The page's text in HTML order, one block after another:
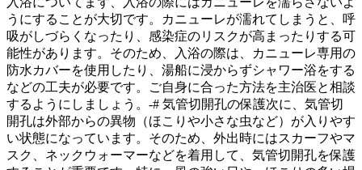
うにすることが大切です。カニューレが濡れてしまうと、呼
吸がしづらくなったり、感染症のリスクが高まったりする可
能性があります。そのため、入浴の際は、カニューレ専用の
防水カバーを使用したり、湯船に浸からずシャワー浴をする
などの工夫が必要です。ご自身に合った方法を主治医と相談
するようにしましょう。-# 気管切開孔の保護次に、気管切
開孔は外部からの異物 （ほこりや小さな虫など）が入りやす
い状態になっています。そのため、外出時にはスカーフやマ
スク、ネックウォーマーなどを着用して、気管切開孔を保護